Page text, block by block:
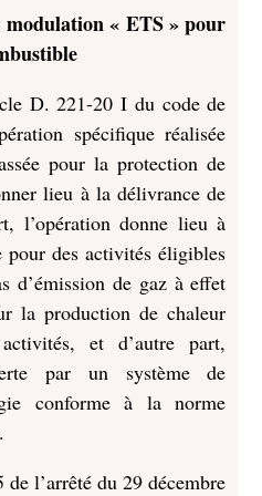
« ETS » pour
D. 221-20 I du code de
spécifique réalisée
pour la protection de
lieu à la délivrance de
l’opération donne lieu à
pour des activités éligibles
d’émission de gaz à effet
la production de chaleur
et d’autre part,
par un système de
conforme à la norme
l’arrêté du 29 décembre